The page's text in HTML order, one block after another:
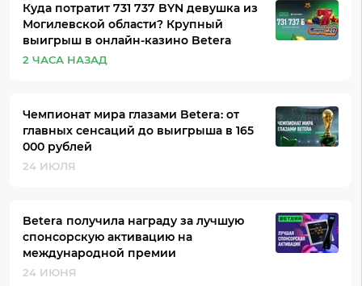
Куда потратит 731 737 BYN девушка из
Могилевской области? Крупный
выигрыш в онлайн-казино Betera
2 ЧАСА НАЗАД
Чемпионат мира глазами Betera: от
главных сенсаций до выигрыша в 165
000 рублей
24 ИЮЛЯ
Betera получила награду за лучшую
спонсорскую активацию на
международной премии
24 ИЮНЯ